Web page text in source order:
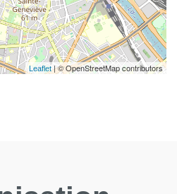
Leaflet| © OpenStreetMap contributors